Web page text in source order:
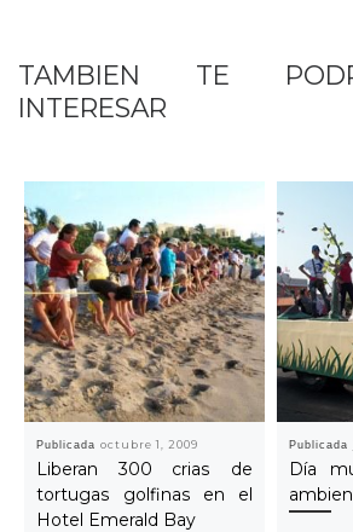
TAMBIEN TE
INTERESAR
Publicadaoctubre 1, 2009
Liberan 300 crias de
tortugas golfinas en el
Hotel Emerald Bay
Publicada
Día